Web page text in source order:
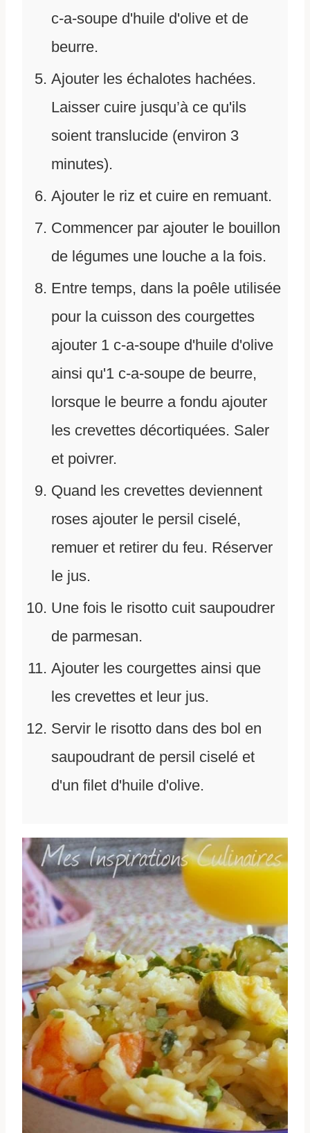
c-a-soupe d'huile d'olive et de
beurre.
Ajouter les échalotes hachées.
Laisser cuire jusqu’à ce qu'ils
soient translucide (environ 3
minutes).
Ajouter le riz et cuire en remuant.
Commencer par ajouter le bouillon
de légumes une louche a la fois.
Entre temps, dans la poêle utilisée
pour la cuisson des courgettes
ajouter 1 c-a-soupe d'huile d'olive
ainsi qu'1 c-a-soupe de beurre,
lorsque le beurre a fondu ajouter
les crevettes décortiquées. Saler
et poivrer.
Quand les crevettes deviennent
roses ajouter le persil ciselé,
remuer et retirer du feu. Réserver
le jus.
Une fois le risotto cuit saupoudrer
de parmesan.
Ajouter les courgettes ainsi que
les crevettes et leur jus.
Servir le risotto dans des bol en
saupoudrant de persil ciselé et
d'un filet d'huile d'olive.